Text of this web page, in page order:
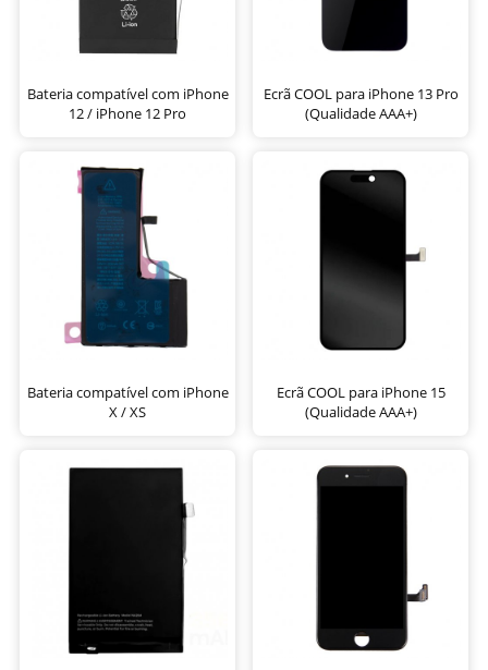
Bateria compatível com iPhone
12 / iPhone 12 Pro
Ecrã COOL para iPhone 13 Pro
(Qualidade AAA+)
Bateria compatível com iPhone
X / XS
Ecrã COOL para iPhone 15
(Qualidade AAA+)